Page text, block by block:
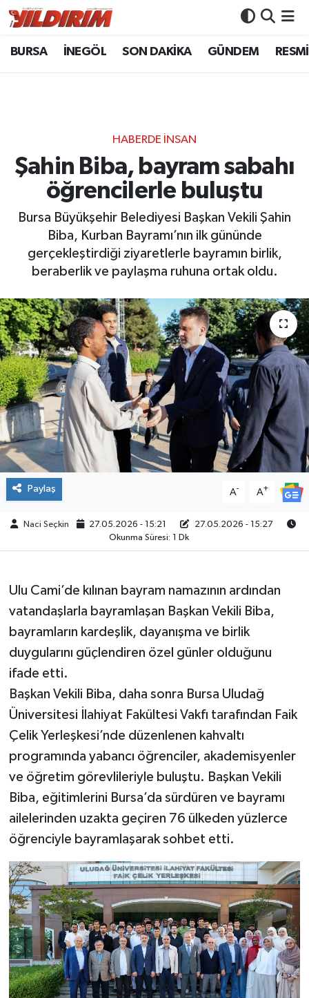
BURSA İNEGÖL SON DAKİKA GÜNDEM
HABERDE İNSAN
Şahin Biba, bayram sabahı
öğrencilerle buluştu
Bursa Büyükşehir Belediyesi Başkan Vekili Şahin
Biba, Kurban Bayramı’nın ilk gününde
gerçekleştirdiği ziyaretlerle bayramın birlik,
beraberlik ve paylaşma ruhuna ortak oldu.
Paylaş A- A+
Naci Seçkin 27.05.2026 - 15:21
27.05.2026 - 15:27
Okunma Süresi: 1 Dk
Ulu Cami’de kılınan bayram namazının ardından
vatandaşlarla bayramlaşan Başkan Vekili Biba,
bayramların kardeşlik, dayanışma ve birlik
duygularını güçlendiren özel günler olduğunu
ifade etti.
Başkan Vekili Biba, daha sonra Bursa Uludağ
Üniversitesi İlahiyat Fakültesi Vakfı tarafından Faik
Çelik Yerleşkesi’nde düzenlenen kahvaltı
programında yabancı öğrenciler, akademisyenler
ve öğretim görevlileriyle buluştu. Başkan Vekili
Biba, eğitimlerini Bursa’da sürdüren ve bayramı
ailelerinden uzakta geçiren 76 ülkeden yüzlerce
öğrenciyle bayramlaşarak sohbet etti.
BURSA
GÜNDEM
RESMİ İLANLAR
KÖŞE YAZILARI
SİYASET
YAŞAM
SPOR
Bursa Nöbetçi Eczaneler
Bursa Trafik Yoğunluk Haritası
Süper Lig Puan Durumu ve Fikstür
Tüm Manşetler
Son Dakika Haberleri
Haber Arşivi